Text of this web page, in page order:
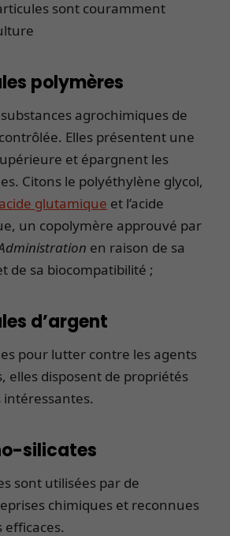
sont couramment
polymères
agrochimiques de
Elles présentent une
et épargnent les
Citons le polyéthylène glycol,
glutamique et l’acide
un copolymère approuvé par
en raison de sa
de sa biocompatibilité ;
d’argent
pour lutter contre les agents
elles disposent de propriétés
silicates
sont utilisées par de
chimiques et reconnues
efficaces.